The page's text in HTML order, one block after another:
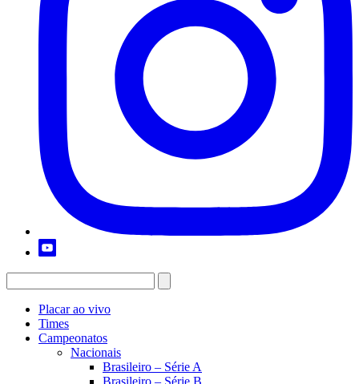
Placar ao vivo
Times
Campeonatos
Nacionais
Brasileiro – Série A
Brasileiro – Série B